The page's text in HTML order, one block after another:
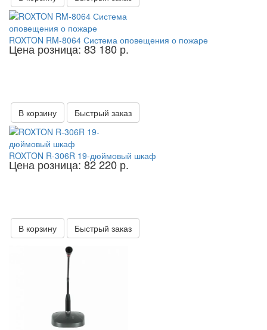
ROXTON RM-8064 Система оповещения о пожаре
Цена розница: 83 180 р.
В корзину Быстрый заказ
ROXTON R-306R 19-дюймовый шкаф
Цена розница: 82 220 р.
В корзину Быстрый заказ